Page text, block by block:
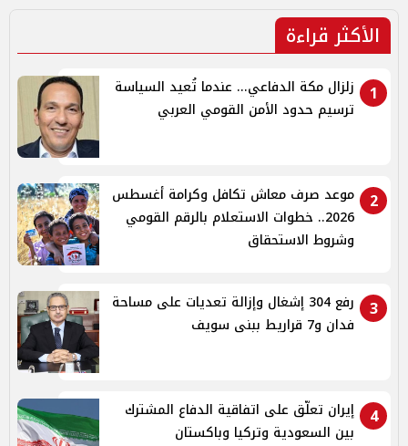
الأكثر قراءة
1
زلزال مكة الدفاعي... عندما تُعيد السياسة
ترسيم حدود الأمن القومي العربي
2
موعد صرف معاش تكافل وكرامة أغسطس
2026.. خطوات الاستعلام بالرقم القومي
وشروط الاستحقاق
3
رفع 304 إشغال وإزالة تعديات على مساحة
فدان و7 قراريط ببنى سويف
4
إيران تعلّق على اتفاقية الدفاع المشترك
بين السعودية وتركيا وباكستان